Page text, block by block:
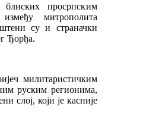
блиских просрпским
митрополита
су и страначки
Ђорђа.
милитаристичким
руским регионима,
слој, који је касније